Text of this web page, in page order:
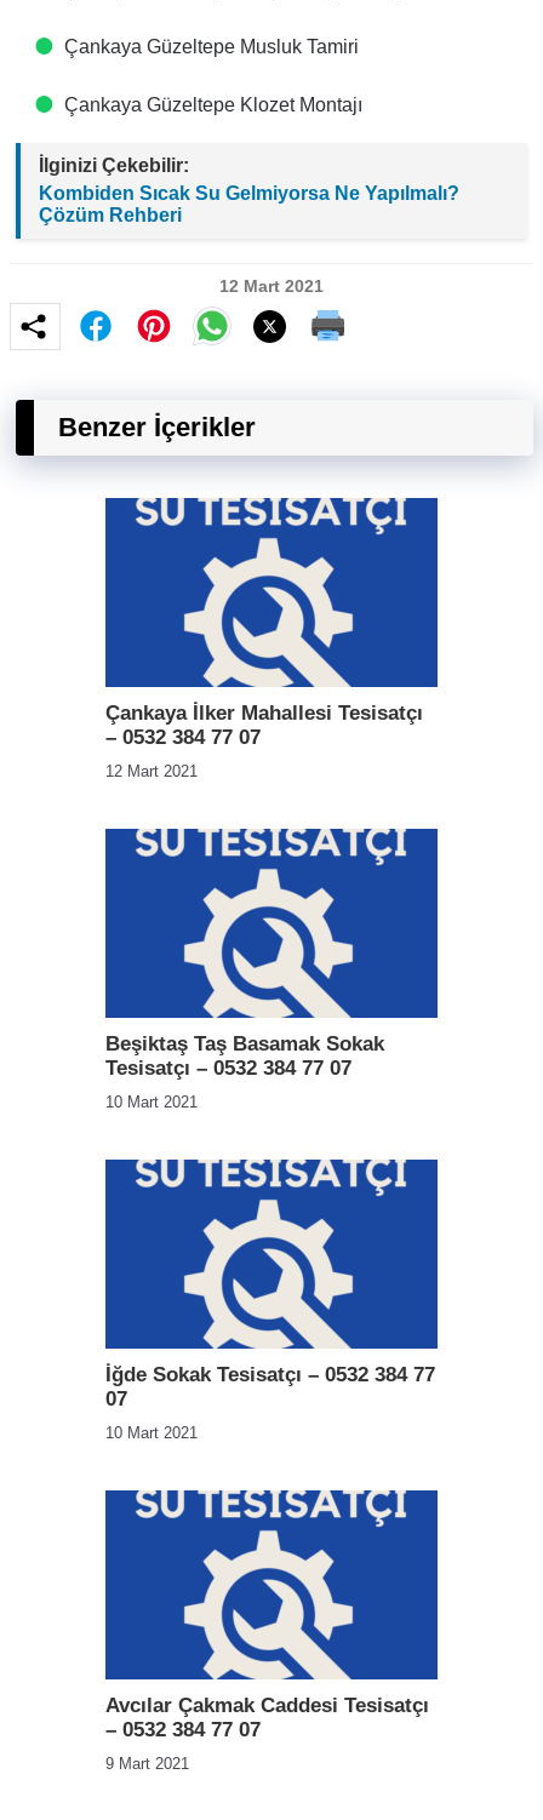
Çankaya Güzeltepe Musluk Tamiri
Çankaya Güzeltepe Klozet Montajı
İlginizi Çekebilir:
Kombiden Sıcak Su Gelmiyorsa Ne Yapılmalı?
Çözüm Rehberi
12 Mart 2021
Benzer İçerikler
Çankaya İlker Mahallesi Tesisatçı
– 0532 384 77 07
12 Mart 2021
Beşiktaş Taş Basamak Sokak
Tesisatçı – 0532 384 77 07
10 Mart 2021
İğde Sokak Tesisatçı – 0532 384 77
07
10 Mart 2021
Avcılar Çakmak Caddesi Tesisatçı
– 0532 384 77 07
9 Mart 2021